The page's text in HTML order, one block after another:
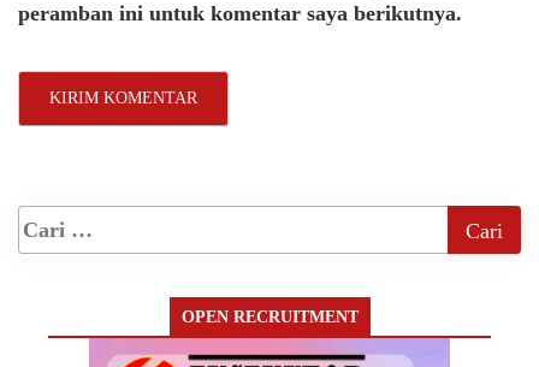
peramban ini untuk komentar saya berikutnya.
OPEN RECRUITMENT